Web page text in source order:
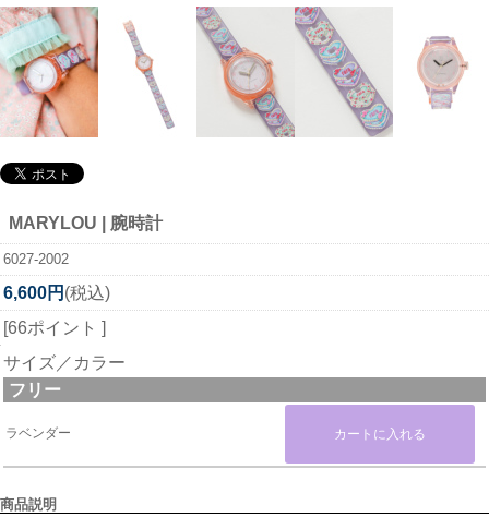
MARYLOU | 腕時計
6027-2002
6,600円 (税込)
[66ポイント ]
サイズ／カラー
フリー
ラベンダー
商品説明